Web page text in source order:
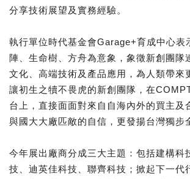
分享技術展望及實務經驗。
執行單位時代基金會Garage+育成中心表
陣、生命樹、方舟為意象，象徵新創團隊
文化、高端技術及產品應用，為人類帶來
讓初生之犢不畏虎的新創團隊，在
台上，直接⾯面對來⾃自海內外的買主及
與國⼤大廠匹敵的自信，更發揚台灣獨步
今年展出廠商分成三大主題：包括建構科
技、迪英佳科技、聯齊科技；掀起下一代